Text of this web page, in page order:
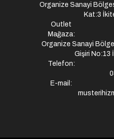
Organize Sanayi
Kat:3
Outlet
Mağaza:
Organize Sanayi
Gişiri No:13
Telefon:
E-mail: